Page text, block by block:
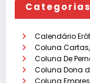
Categorias
Calendário
Coluna
Coluna De
Coluna Dona